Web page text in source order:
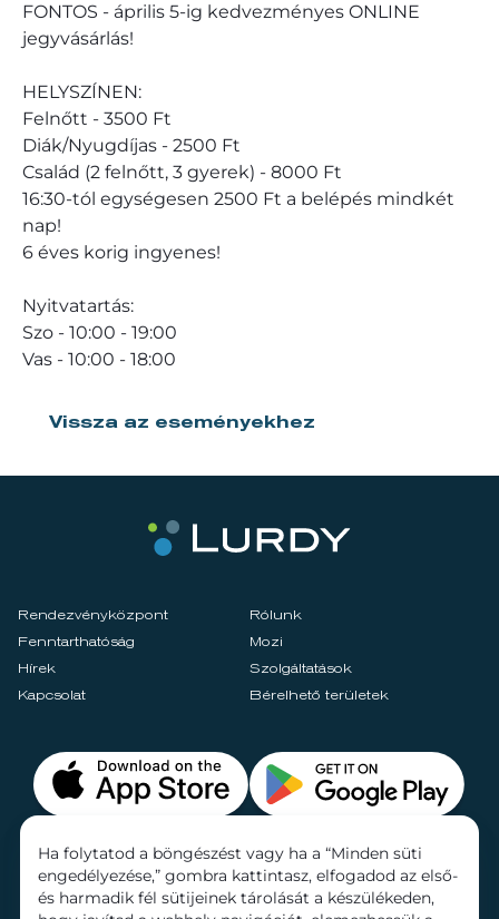
FONTOS - április 5-ig kedvezményes ONLINE
jegyvásárlás!
HELYSZÍNEN:
Felnőtt - 3500 Ft
Diák/Nyugdíjas - 2500 Ft
Család (2 felnőtt, 3 gyerek) - 8000 Ft
16:30-tól egységesen 2500 Ft a belépés mindkét
nap!
6 éves korig ingyenes!
Nyitvatartás:
Szo - 10:00 - 19:00
Vas - 10:00 - 18:00
Vissza az eseményekhez
Rendezvényközpont
Rólunk
Fenntarthatóság
Mozi
Hírek
Szolgáltatások
Kapcsolat
Bérelhető területek
Ha folytatod a böngészést vagy ha a “Minden süti
engedélyezése,” gombra kattintasz, elfogadod az első-
és harmadik fél sütijeinek tárolását a készülékeden,